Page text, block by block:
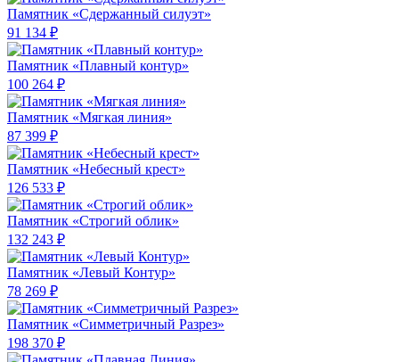
Памятник «Сдержанный силуэт»
91 134 ₽
Памятник «Плавный контур»
100 264 ₽
Памятник «Мягкая линия»
87 399 ₽
Памятник «Небесный крест»
126 533 ₽
Памятник «Строгий облик»
132 243 ₽
Памятник «Левый Контур»
78 269 ₽
Памятник «Симметричный Разрез»
198 370 ₽